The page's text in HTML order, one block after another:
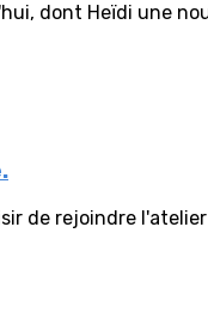
dont Heïdi une
de rejoindre